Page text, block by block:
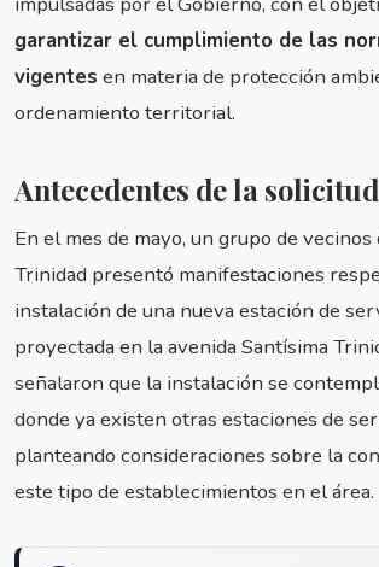
garantizar el cumplimiento de las
vigentes en materia de protección
ordenamiento territorial.
Antecedentes de la solicitud
En el mes de mayo, un grupo de vecinos
Trinidad presentó manifestaciones
instalación de una nueva estación de
proyectada en la avenida Santísima
señalaron que la instalación se
donde ya existen otras estaciones de
planteando consideraciones sobre la
este tipo de establecimientos en el área.